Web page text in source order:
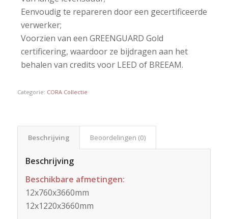
Eenvoudig te repareren door een gecertificeerde
verwerker;
Voorzien van een GREENGUARD Gold
certificering, waardoor ze bijdragen aan het
behalen van credits voor LEED of BREEAM.
Categorie: CORA Collectie
Beschrijving Beoordelingen (0)
Beschrijving
Beschikbare afmetingen:
12x760x3660mm
12x1220x3660mm